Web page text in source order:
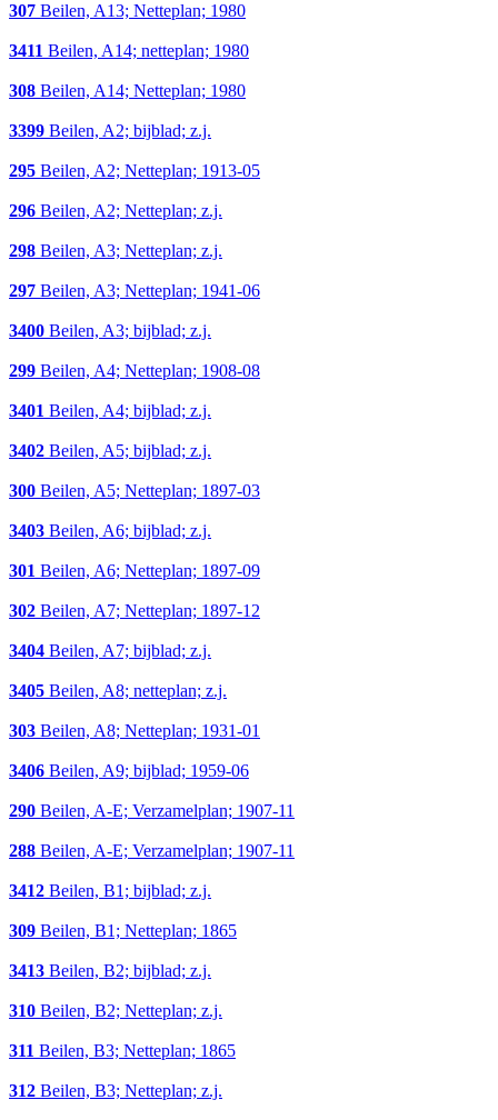
307 Beilen, A13; Netteplan; 1980
3411 Beilen, A14; netteplan; 1980
308 Beilen, A14; Netteplan; 1980
3399 Beilen, A2; bijblad; z.j.
295 Beilen, A2; Netteplan; 1913-05
296 Beilen, A2; Netteplan; z.j.
298 Beilen, A3; Netteplan; z.j.
297 Beilen, A3; Netteplan; 1941-06
3400 Beilen, A3; bijblad; z.j.
299 Beilen, A4; Netteplan; 1908-08
3401 Beilen, A4; bijblad; z.j.
3402 Beilen, A5; bijblad; z.j.
300 Beilen, A5; Netteplan; 1897-03
3403 Beilen, A6; bijblad; z.j.
301 Beilen, A6; Netteplan; 1897-09
302 Beilen, A7; Netteplan; 1897-12
3404 Beilen, A7; bijblad; z.j.
3405 Beilen, A8; netteplan; z.j.
303 Beilen, A8; Netteplan; 1931-01
3406 Beilen, A9; bijblad; 1959-06
290 Beilen, A-E; Verzamelplan; 1907-11
288 Beilen, A-E; Verzamelplan; 1907-11
3412 Beilen, B1; bijblad; z.j.
309 Beilen, B1; Netteplan; 1865
3413 Beilen, B2; bijblad; z.j.
310 Beilen, B2; Netteplan; z.j.
311 Beilen, B3; Netteplan; 1865
312 Beilen, B3; Netteplan; z.j.